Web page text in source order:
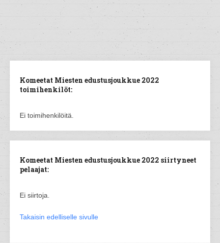
Komeetat Miesten edustusjoukkue 2022
toimihenkilöt:
Ei toimihenkilöitä.
Komeetat Miesten edustusjoukkue 2022 siirtyneet
pelaajat:
Ei siirtoja.
Takaisin edelliselle sivulle